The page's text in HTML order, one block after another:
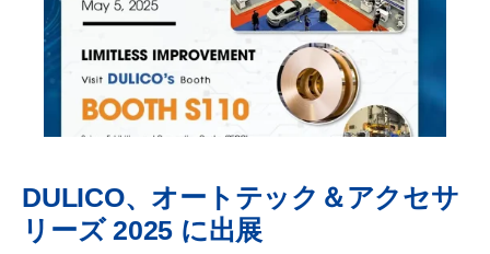
DULICO、オートテック＆アクセサ
リーズ 2025 に出展